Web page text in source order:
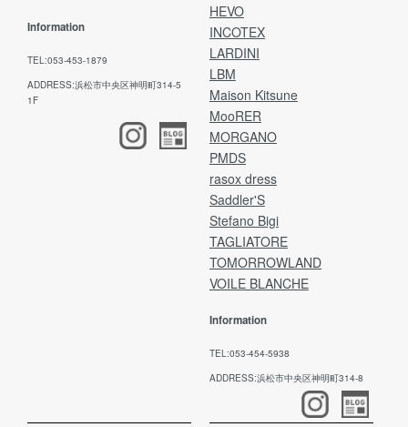
Information
TEL:053-453-1879
ADDRESS:浜松市中央区神明町314-5
1F
HEVO
INCOTEX
LARDINI
LBM
Maison Kitsune
MooRER
MORGANO
PMDS
rasox dress
Saddler'S
Stefano Bigi
TAGLIATORE
TOMORROWLAND
VOILE BLANCHE
Information
TEL:053-454-5938
ADDRESS:浜松市中央区神明町314-8